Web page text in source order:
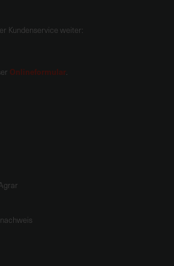
Kundenservice weiter:
Onlineformular.